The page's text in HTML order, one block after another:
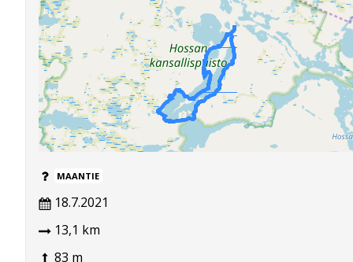
MAANTIE
18.7.2021
13,1 km
83 m